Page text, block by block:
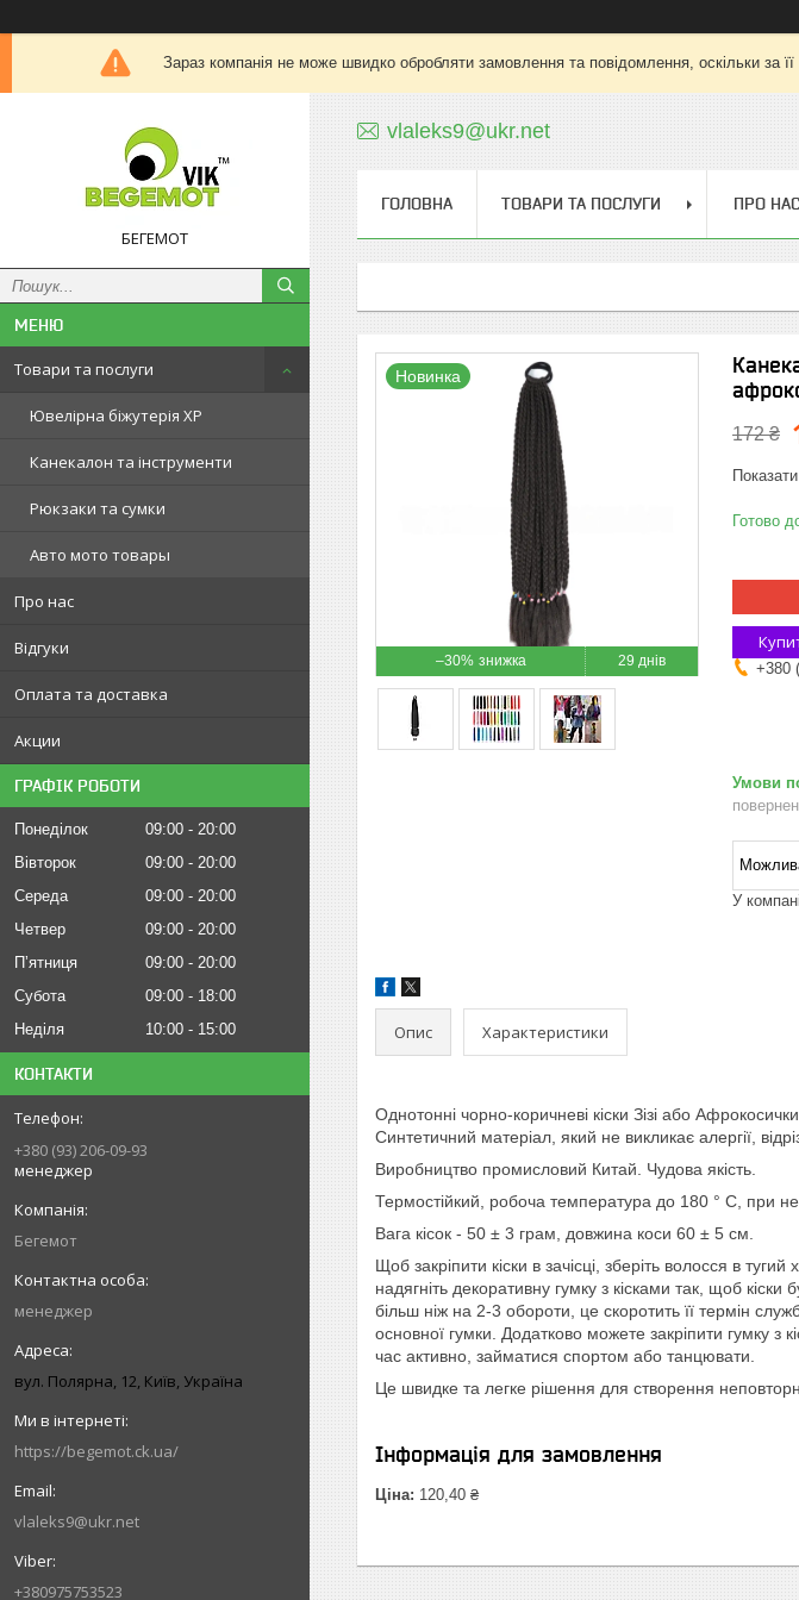
Зараз компанія не може швидко обробляти замовлення та повідомлення, оскільки
БЕГЕМОТ
Товари та послуги
Ювелірна біжутерія XP
Канекалон та інструменти
Рюкзаки та сумки
Авто мото товары
Про нас
Відгуки
Оплата та доставка
Акции
ГРАФІК РОБОТИ
Понеділок 09:00
20:00
Вівторок
09:00
20:00
Середа
09:00
20:00
Четвер
09:00
20:00
Пʼятниця
09:00
20:00
Субота
09:00
18:00
Неділя
10:00 15:00
КОНТАКТИ
+380 (93) 206-09-93
менеджер
Бегемот
менеджер
вул. Полярна, 12, Київ, Україна
https://begemot.ck.ua/
vlaleks9@ukr.net
+380975753523
vlaleks9@ukr.net
ГОЛОВНА ТОВАРИ ТА ПОСЛУГИ ПРО НАС
–30% 29 днів
Новинка
172 ₴
Готово
+380
У
Опис Характеристики
Однотонні чорно-коричневі кіски Зізі або
Синтетичний матеріал, який не викликає алергії,
Виробництво промисловий Китай. Чудова якість.
Термостійкий, робоча температура до 180 ° С, при
Вага кісок - 50 ± 3 грам, довжина коси 60 ± 5 см.
Щоб закріпити кіски в зачісці, зберіть волосся в
надягніть декоративну гумку з кісками так, щоб
більш ніж на 2-3 обороти, це скоротить її термін
основної гумки. Додатково можете закріпити гумку
час активно, займатися спортом або танцювати.
Це швидке та легке рішення для створення
Інформація для замовлення
Ціна: 120,40 ₴